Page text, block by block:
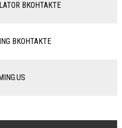
ВКОНТАКТЕ
ВКОНТАКТЕ